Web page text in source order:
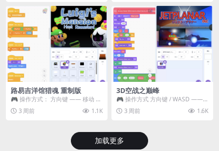
路易吉洋馆猎魂 重制版
🎮 操作方式： 方向键 —— 移动 &
跳跃 空格 —— 打开宝箱 将你...
3 周前 1.1K
3D空战之巅峰
🎮 操作方式 方向键 / WASD ——
移动 Z / K —— 射击 / 攻击...
3 周前 1.6K
加载更多